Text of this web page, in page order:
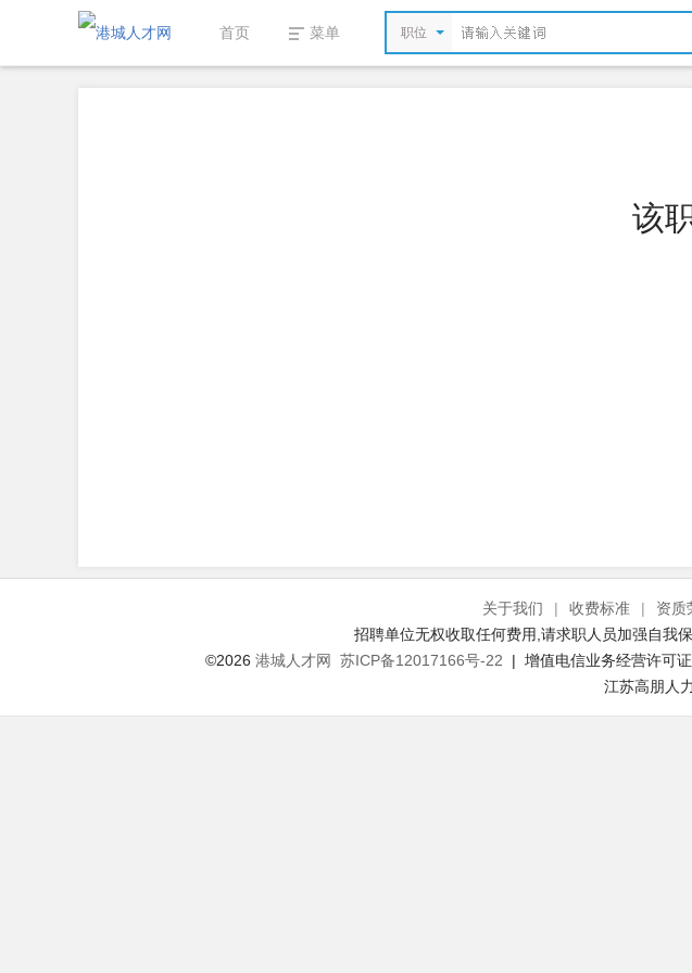
首页 菜单 职位
该
关于我们 | 收费标准 | 资质
招聘单位无权收取任何费用,请求职人员加强自我
©2026 港城人才网 苏ICP备12017166号-22 | 增值电信业务经营许可
江苏高朋人